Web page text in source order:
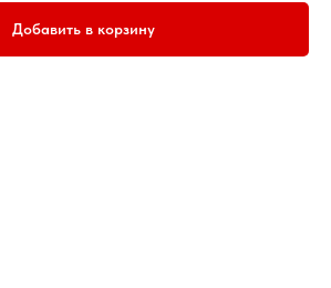
Добавить в корзину